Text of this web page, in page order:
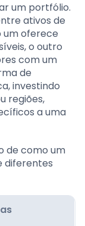
um portfólio.
ativos de
um oferece
o outro
com um
de
investindo
regiões,
a uma
de como um
diferentes